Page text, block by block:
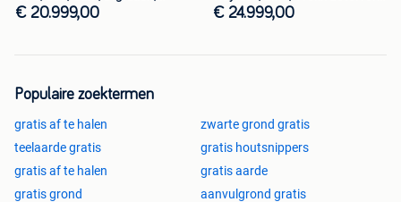
carplay
€ 20.999,00
sfeer
€ 24.999,00
Populaire zoektermen
gratis af te halen
zwarte grond gratis
teelaarde gratis
gratis houtsnippers
gratis af te halen
gratis aarde
gratis grond
aanvulgrond gratis